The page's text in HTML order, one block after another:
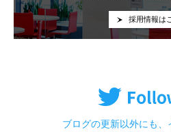
採用情報は
ブログの更新以外にも